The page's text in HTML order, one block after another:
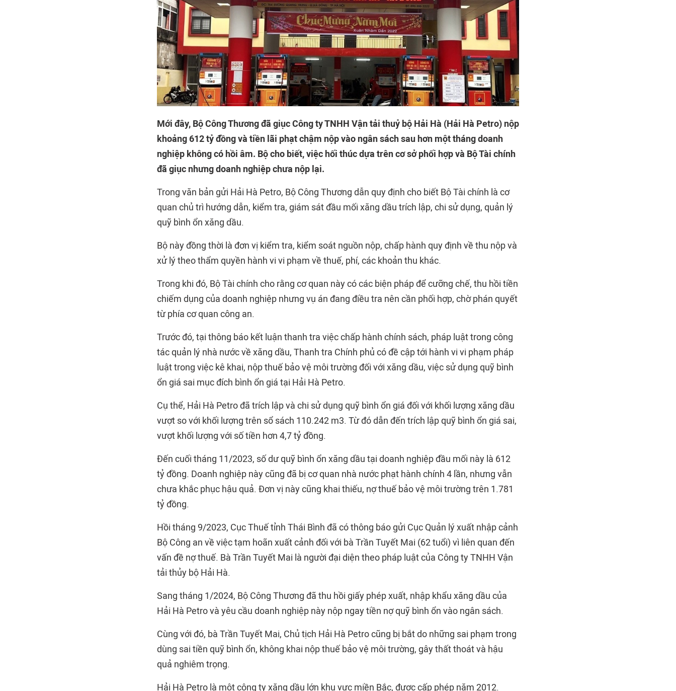
Mới đây, Bộ Công Thương đã giục Công ty TNHH Vận tải thuỷ bộ Hải Hà (Hải Hà Petro) nộp
khoảng 612 tỷ đồng và tiền lãi phạt chậm nộp vào ngân sách sau hơn một tháng doanh
nghiệp không có hồi âm. Bộ cho biết, việc hối thúc dựa trên cơ sở phối hợp và Bộ Tài chính
đã giục nhưng doanh nghiệp chưa nộp lại.
Trong văn bản gửi Hải Hà Petro, Bộ Công Thương dẫn quy định cho biết Bộ Tài chính là cơ
quan chủ trì hướng dẫn, kiểm tra, giám sát đầu mối xăng dầu trích lập, chi sử dụng, quản lý
quỹ bình ổn xăng dầu.
Bộ này đồng thời là đơn vị kiểm tra, kiểm soát nguồn nộp, chấp hành quy định về thu nộp và
xử lý theo thẩm quyền hành vi vi phạm về thuế, phí, các khoản thu khác.
Trong khi đó, Bộ Tài chính cho rằng cơ quan này có các biện pháp để cưỡng chế, thu hồi tiền
chiếm dụng của doanh nghiệp nhưng vụ án đang điều tra nên cần phối hợp, chờ phán quyết
từ phía cơ quan công an.
Trước đó, tại thông báo kết luận thanh tra việc chấp hành chính sách, pháp luật trong công
tác quản lý nhà nước về xăng dầu, Thanh tra Chính phủ có đề cập tới hành vi vi phạm pháp
luật trong việc kê khai, nộp thuế bảo vệ môi trường đối với xăng dầu, việc sử dụng quỹ bình
ổn giá sai mục đích bình ổn giá tại Hải Hà Petro.
Cụ thể, Hải Hà Petro đã trích lập và chi sử dụng quỹ bình ổn giá đối với khối lượng xăng dầu
vượt so với khối lượng trên sổ sách 110.242 m3. Từ đó dẫn đến trích lập quỹ bình ổn giá sai,
vượt khối lượng với số tiền hơn 4,7 tỷ đồng.
Đến cuối tháng 11/2023, số dư quỹ bình ổn xăng dầu tại doanh nghiệp đầu mối này là 612
tỷ đồng. Doanh nghiệp này cũng đã bị cơ quan nhà nước phạt hành chính 4 lần, nhưng vẫn
chưa khắc phục hậu quả. Đơn vị này cũng khai thiếu, nợ thuế bảo vệ môi trường trên 1.781
tỷ đồng.
Hồi tháng 9/2023, Cục Thuế tỉnh Thái Bình đã có thông báo gửi Cục Quản lý xuất nhập cảnh
Bộ Công an về việc tạm hoãn xuất cảnh đối với bà Trần Tuyết Mai (62 tuổi) vì liên quan đến
vấn đề nợ thuế. Bà Trần Tuyết Mai là người đại diện theo pháp luật của Công ty TNHH Vận
tải thủy bộ Hải Hà.
Sang tháng 1/2024, Bộ Công Thương đã thu hồi giấy phép xuất, nhập khẩu xăng dầu của
Hải Hà Petro và yêu cầu doanh nghiệp này nộp ngay tiền nợ quỹ bình ổn vào ngân sách.
Cùng với đó, bà Trần Tuyết Mai, Chủ tịch Hải Hà Petro cũng bị bắt do những sai phạm trong
dùng sai tiền quỹ bình ổn, không khai nộp thuế bảo vệ môi trường, gây thất thoát và hậu
quả nghiêm trọng.
Hải Hà Petro là một công ty xăng dầu lớn khu vực miền Bắc, được cấp phép năm 2012.